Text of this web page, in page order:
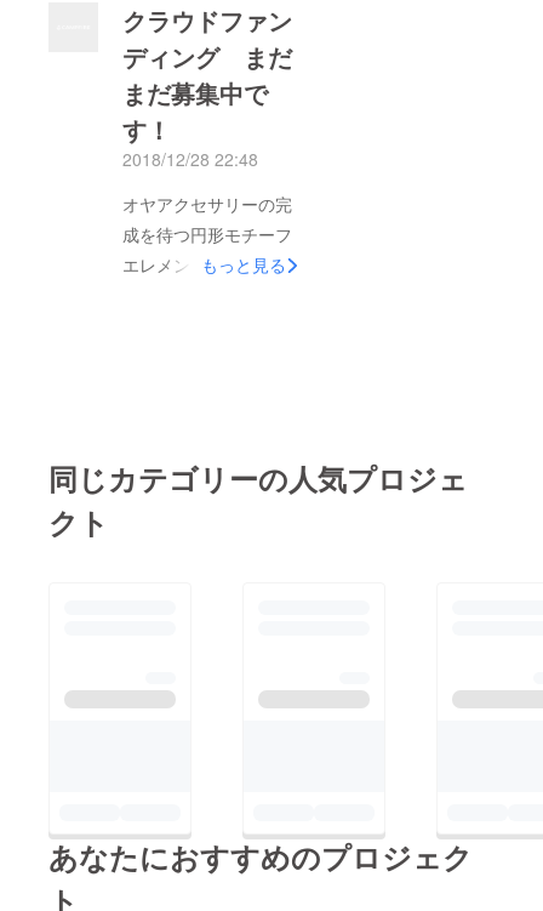
クラウドファン
ディング まだ
まだ募集中で
す！
2018/12/28 22:48
オヤアクセサリーの完
成を待つ円形モチーフ
エレメント群(左側が
もっと見る
同じカテゴリーの人気プロジェ
クト
あなたにおすすめのプロジェク
ト